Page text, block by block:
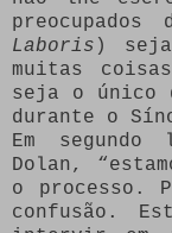
Laboris ) seja
muitas
seja o único
durante o
Em
Dolan,
o processo.
confusão.